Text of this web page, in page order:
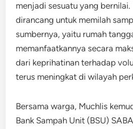
menjadi sesuatu yang bernilai.
dirancang untuk memilah
sumbernya, yaitu rumah
memanfaatkannya secara
dari keprihatinan terhadap
terus meningkat di wilayah
Bersama warga, Muchlis
Bank Sampah Unit (BSU)